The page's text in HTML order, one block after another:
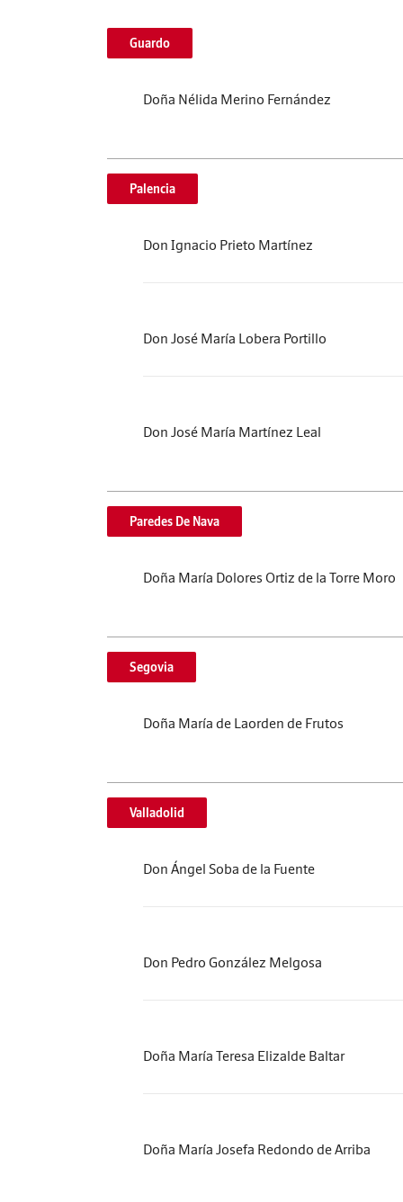
Guardo
Doña Nélida Merino Fernández
Palencia
Don Ignacio Prieto Martínez
Don José María Lobera Portillo
Don José María Martínez Leal
Paredes De Nava
Doña María Dolores Ortiz de la Torre Moro
Segovia
Doña María de Laorden de Frutos
Valladolid
Don Ángel Soba de la Fuente
Don Pedro González Melgosa
Doña María Teresa Elizalde Baltar
Doña María Josefa Redondo de Arriba